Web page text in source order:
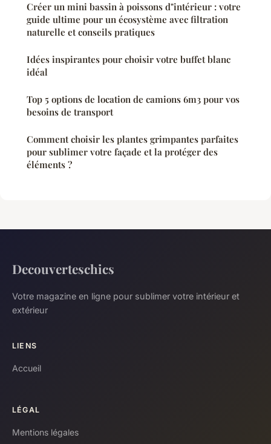
Créer un mini bassin à poissons d"intérieur : votre
guide ultime pour un écosystème avec filtration
naturelle et conseils pratiques
Idées inspirantes pour choisir votre buffet blanc
idéal
Top 5 options de location de camions 6m3 pour vos
besoins de transport
Comment choisir les plantes grimpantes parfaites
pour sublimer votre façade et la protéger des
éléments ?
Decouverteschics
Votre magazine en ligne pour sublimer votre intérieur et
extérieur
LIENS
Accueil
LÉGAL
Mentions légales